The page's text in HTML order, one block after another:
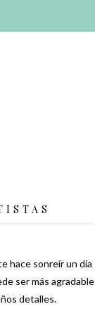
hace sonreír un día
ser más agradable
detalles.